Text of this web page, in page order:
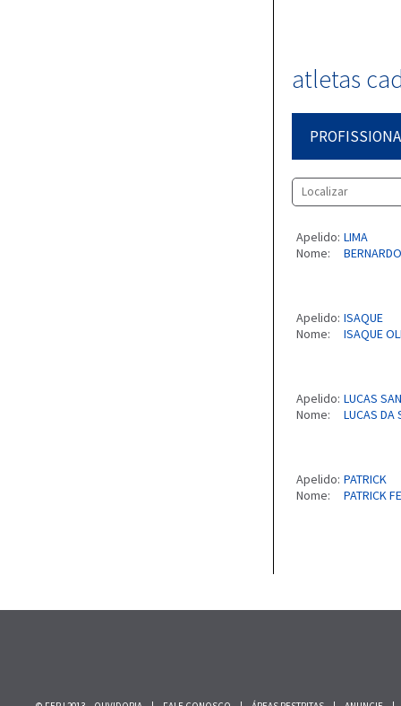
atletas
Apelido: LIMA
Nome:
Apelido: ISAQUE
Nome:
ISAQUE
Apelido: LUCAS
Nome:
LUCAS DA
Apelido: PATRICK
Nome:
PATRICK